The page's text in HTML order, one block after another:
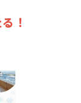
の皆さまへ
！